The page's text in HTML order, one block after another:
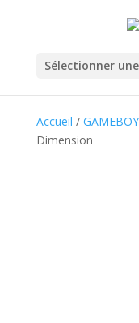
Sélectionner
Accueil / GAMEBOY
Dimension